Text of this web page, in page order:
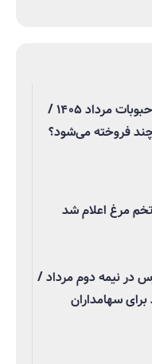
جدول قیمت حبوبات مرداد ۱۴۰۵ /
فروخته می‌شود؟
مرغ اعلام شد
در نیمه دوم مرداد /
سهامداران